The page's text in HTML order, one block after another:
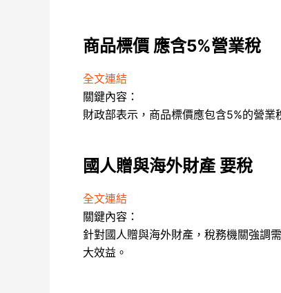
商品標價 應含5%營業稅
全文連結
關鍵內容：
財政部表示，商品標價應包含5%的營
國人贈與海外財產 要稅
全文連結
關鍵內容：
針對國人贈與海外財產，稅務機關強調
大效益。